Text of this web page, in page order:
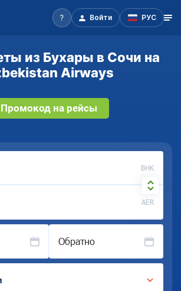
Войти РУС
из Бухары в Сочи на
Airways
Промокод на рейсы
BHK
AER
Обратно